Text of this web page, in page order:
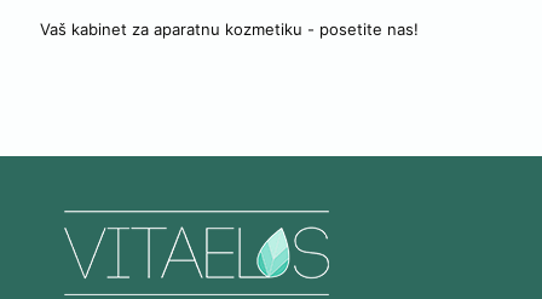
Vaš kabinet za aparatnu kozmetiku - posetite nas!